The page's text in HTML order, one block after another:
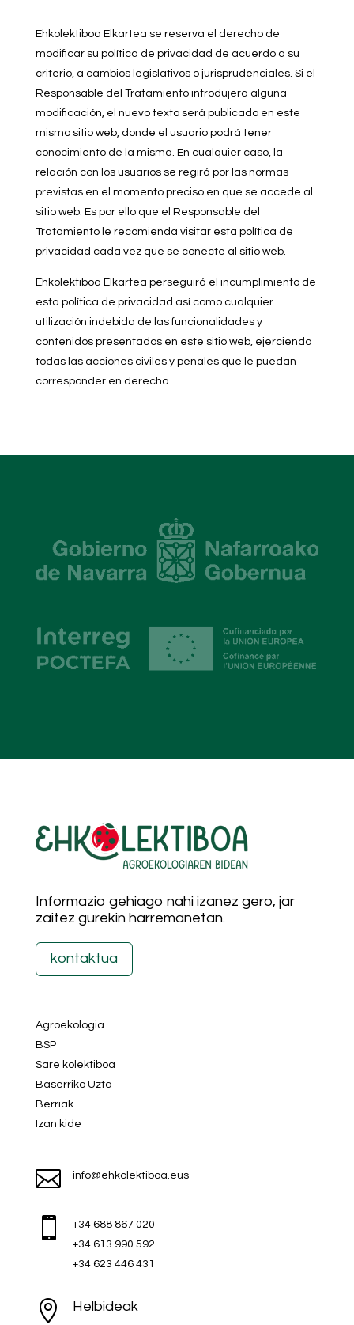
Ehkolektiboa Elkartea se reserva el derecho de
modificar su política de privacidad de acuerdo a su
criterio, a cambios legislativos o jurisprudenciales. Si el
Responsable del Tratamiento introdujera alguna
modificación, el nuevo texto será publicado en este
mismo sitio web, donde el usuario podrá tener
conocimiento de la misma. En cualquier caso, la
relación con los usuarios se regirá por las normas
previstas en el momento preciso en que se accede al
sitio web. Es por ello que el Responsable del
Tratamiento le recomienda visitar esta política de
privacidad cada vez que se conecte al sitio web.
Ehkolektiboa Elkartea perseguirá el incumplimiento de
esta política de privacidad así como cualquier
utilización indebida de las funcionalidades y
contenidos presentados en este sitio web, ejerciendo
todas las acciones civiles y penales que le puedan
corresponder en derecho..
Informazio gehiago nahi izanez gero, jar
zaitez gurekin harremanetan.
kontaktua
Agroekologia
BSP
Sare kolektiboa
Baserriko Uzta
Berriak
Izan kide
 info@ehkolektiboa.eus

+34 688 867 020
+34 613 990 592
+34 623 446 431
 Helbideak